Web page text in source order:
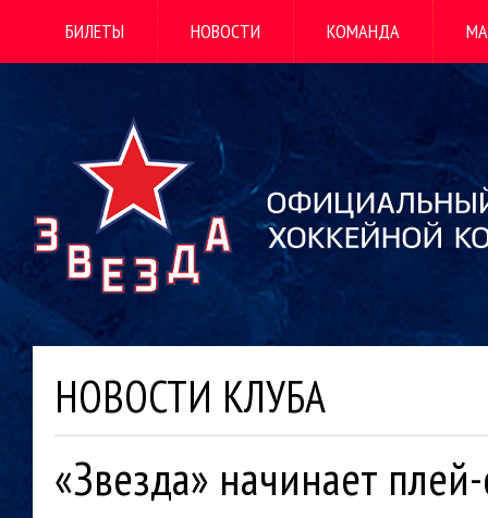
БИЛЕТЫ НОВОСТИ КОМАНДА
НОВОСТИ КЛУБА
«Звезда» начинает